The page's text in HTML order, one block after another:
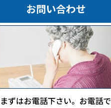
お問い合わせ
まずはお電話下さい。お電話で